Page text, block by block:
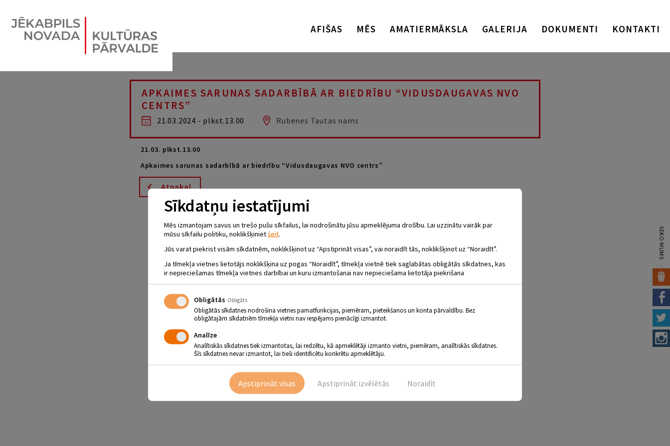
AFIŠAS MĒS AMATIERMĀKSLA GALERIJA DOKUMENTI KONTAKTI
APKAIMES SARUNAS SADARBĪBĀ AR BIEDRĪBU “VIDUSDAUGAVAS NVO
CENTRS”
21.03.2024 - plkst.13.00 Rubenes Tautas nams
21.03. plkst.13.00
Apkaimes sarunas sadarbībā ar biedrību “Vidusdaugavas NVO centrs”
Atpakaļ
SEKO MUMS
Sīkdatņu iestatījumi
Mēs izmantojam savus un trešo pušu sīkfailus, lai nodrošinātu jūsu apmeklējuma drošību. Lai uzzinātu vairāk par
mūsu sīkfailu politiku, noklikšķinietšeit.
Jūs varat piekrist visām sīkdatnēm, noklikšķinot uz “Apstiprināt visas”, vai noraidīt tās, noklikšķinot uz “Noraidīt”.
Ja tīmekļa vietnes lietotājs noklikšķina uz pogas “Noraidīt”, tīmekļa vietnē tiek saglabātas obligātās sīkdatnes, kas
ir nepieciešamas tīmekļa vietnes darbībai un kuru izmantošanai nav nepieciešama lietotāja piekrišana
Obligātās Obligāts
Obligātās sīkdatnes nodrošina vietnes pamatfunkcijas, piemēram, pieteikšanos un konta pārvaldību. Bez
obligātajām sīkdatnēm tīmekļa vietni nav iespējams pienācīgi izmantot.
Analīze
Analītiskās sīkdatnes tiek izmantotas, lai redzētu, kā apmeklētāji izmanto vietni, piemēram, analītiskās sīkdatnes.
Šīs sīkdatnes nevar izmantot, lai tieši identificētu konkrētu apmeklētāju.
Noraidīt
Apstiprināt izvēlētās
Apstiprināt visas